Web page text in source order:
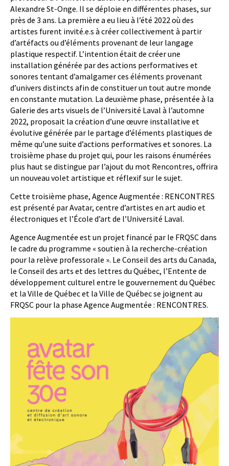
Alexandre St-Onge. Il se déploie en différentes phases, sur
près de 3 ans. La première a eu lieu à l’été 2022 où des
artistes furent invité.e.s à créer collectivement à partir
d’artéfacts ou d’éléments provenant de leur langage
plastique respectif. L’intention était de créer une
installation générée par des actions performatives et
sonores tentant d’amalgamer ces éléments provenant
d’univers distincts afin de constituer un tout autre monde
en constante mutation. La deuxième phase, présentée à la
Galerie des arts visuels de l’Université Laval à l’automne
2022, proposait la création d’une œuvre installative et
évolutive générée par le partage d’éléments plastiques de
même qu’une suite d’actions performatives et sonores. La
troisième phase du projet qui, pour les raisons énumérées
plus haut se distingue par l’ajout du mot Rencontres, offrira
un nouveau volet artistique et réflexif sur le sujet.
Cette troisième phase, Agence Augmentée : RENCONTRES
est présenté par Avatar, centre d’artistes en art audio et
électroniques et l’École d’art de l’Université Laval.
Agence Augmentée est un projet financé par le FRQSC dans
le cadre du programme « soutien à la recherche-création
pour la relève professorale ». Le Conseil des arts du Canada,
le Conseil des arts et des lettres du Québec, l’Entente de
développement culturel entre le gouvernement du Québec
et la Ville de Québec et la Ville de Québec se joignent au
FRQSC pour la phase Agence Augmentée : RENCONTRES.